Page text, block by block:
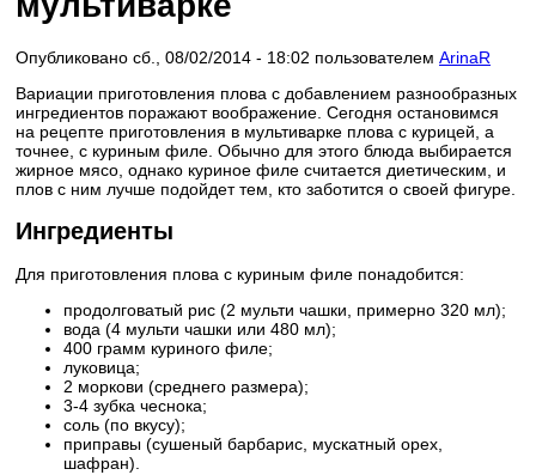
Опубликовано сб., 08/02/2014 - 18:02 пользователем ArinaR
Вариации приготовления плова с добавлением разнообразных
ингредиентов поражают воображение. Сегодня остановимся
на рецепте приготовления в мультиварке плова с курицей, а
точнее, с куриным филе. Обычно для этого блюда выбирается
жирное мясо, однако куриное филе считается диетическим, и
плов с ним лучше подойдет тем, кто заботится о своей фигуре.
Ингредиенты
Для приготовления плова с куриным филе понадобится:
продолговатый рис (2 мульти чашки, примерно 320 мл);
вода (4 мульти чашки или 480 мл);
400 грамм куриного филе;
луковица;
2 моркови (среднего размера);
3-4 зубка чеснока;
соль (по вкусу);
приправы (сушеный барбарис, мускатный орех,
шафран).